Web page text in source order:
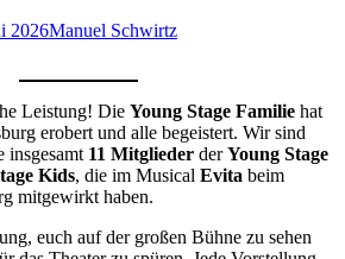
2026Autor
Manuel Schwirtz
Leistung! Die Young Stage Familie hat
erobert und alle begeistert. Wir sind
insgesamt 11 Mitglieder derYoung Stage
Kids, die im Musical Evita beim
mitgewirkt haben.
euch auf der großen Bühne zu sehen